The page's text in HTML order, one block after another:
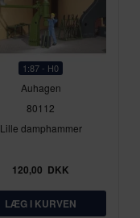
1:87 - H0
Auhagen
80112
Lille damphammer
120,00 DKK